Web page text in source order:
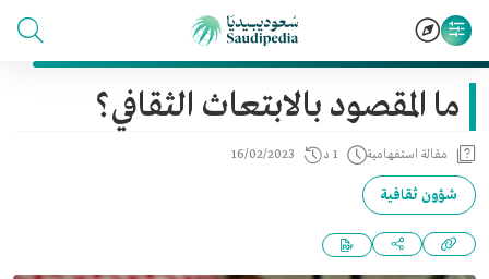
ما المقصود بالابتعاث الثقافي؟
مقالة استفهامية 1 د 16/02/2023
شؤون ثقافية